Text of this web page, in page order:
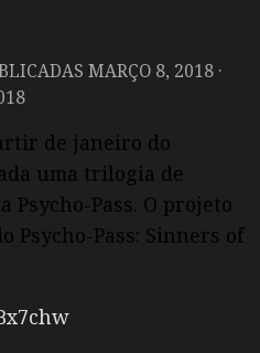
MARÇO 8, 2018 ·
de janeiro do
uma trilogia de
Pass. O projeto
Psycho-Pass: Sinners of